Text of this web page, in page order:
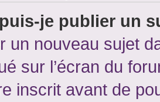
je publier un
un nouveau sujet
sur l’écran du
inscrit avant de